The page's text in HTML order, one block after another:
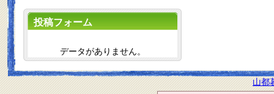
投稿フォーム
データがありません。
山都